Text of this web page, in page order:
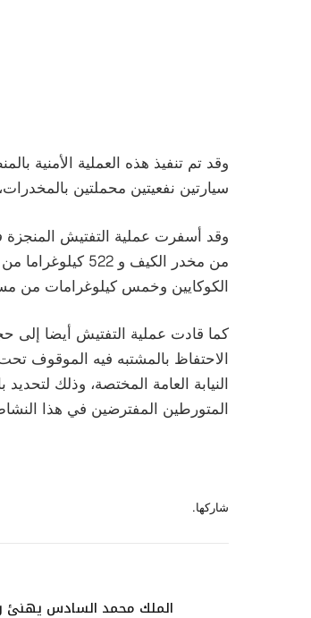
وقد تم تنفيذ هذه العملية الأمنية
سيارتين نفعيتين محملتين
الكوكايين وخمس كيلوغرامات من
الاحتفاظ بالمشتبه فيه الموقوف
النيابة العامة المختصة، وذلك
المتورطين المفترضين في هذا
شاركها.
الملك محمد السادس يهنئ